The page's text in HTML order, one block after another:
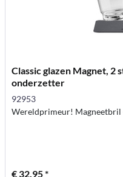
Classic glazen Magnet, 2
onderzetter
92953
Wereldprimeur! Magneetbril
€ 32,95 *